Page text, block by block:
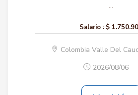
...
Salario : $
Colombia Valle Del
2026/08/06